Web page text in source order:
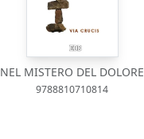
NEL MISTERO DEL DOLORE
9788810710814